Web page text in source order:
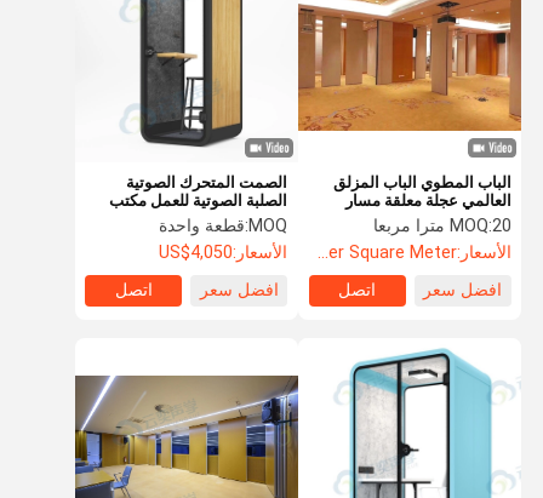
الباب المطوي الباب المزلق
العالمي عجلة معلقة مسار
الفندق الشاشة المنقشحة
MOQ:20 مترا مربعا
الأسعار:US$135.8 Per Square Meter
افضل سعر
اتصل
الصمت المتحرك الصوتية
الصلبة الصوتية للعمل مكتب
اجتماعات مكتب بود الصوت
المعزول غرفة المعيشة الفضاء
الهاتف الفردي
MOQ: قطعة واحدة
الأسعار:US$4,050
افضل سعر
اتصل